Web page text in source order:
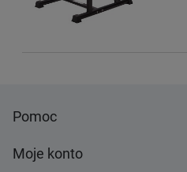
Pomoc
Moje konto